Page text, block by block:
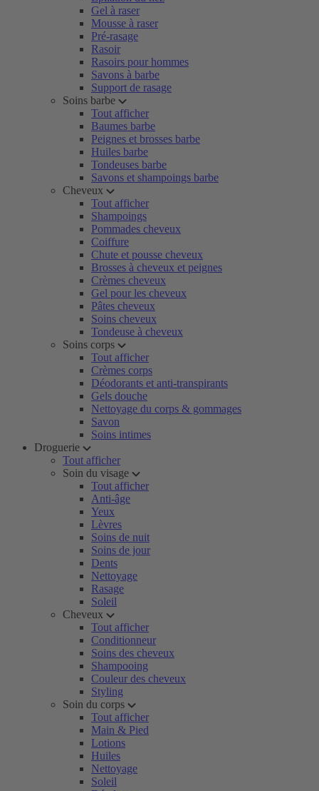
Gel à raser
Mousse à raser
Pré-rasage
Rasoir
Rasoirs pour hommes
Savons à barbe
Support de rasage
Soins barbe
Tout afficher
Baumes barbe
Peignes et brosses barbe
Huiles barbe
Tondeuses barbe
Savons et shampoings barbe
Cheveux
Tout afficher
Shampoings
Pommades cheveux
Coiffure
Chute et pousse cheveux
Brosses à cheveux et peignes
Crèmes cheveux
Gel pour les cheveux
Pâtes cheveux
Soins cheveux
Tondeuse à cheveux
Soins corps
Tout afficher
Crèmes corps
Déodorants et anti-transpirants
Gels douche
Nettoyage du corps & gommages
Savon
Soins intimes
Droguerie
Tout afficher
Soin du visage
Tout afficher
Anti-âge
Yeux
Lèvres
Soins de nuit
Soins de jour
Dents
Nettoyage
Rasage
Soleil
Cheveux
Tout afficher
Conditionneur
Soins des cheveux
Shampooing
Couleur des cheveux
Styling
Soin du corps
Tout afficher
Main & Pied
Lotions
Huiles
Nettoyage
Soleil